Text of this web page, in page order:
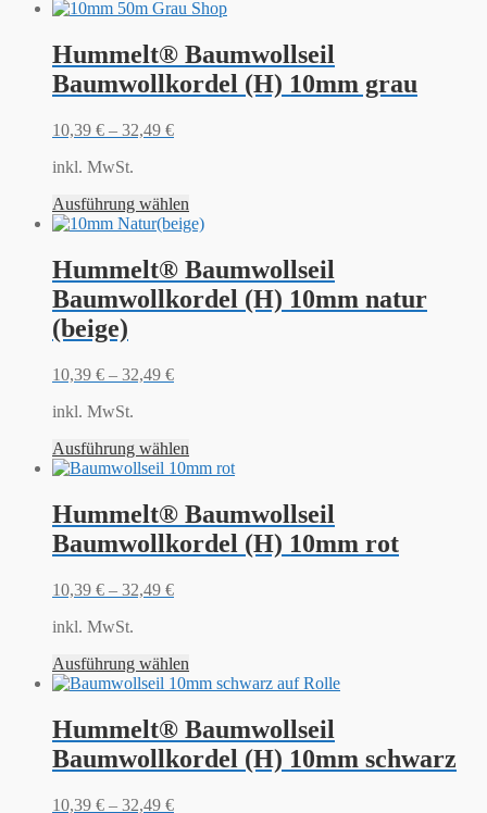
Hummelt® Baumwollseil
Baumwollkordel (H) 10mm grau
10,39 € – 32,49 €
inkl. MwSt.
Ausführung wählen
Hummelt® Baumwollseil
Baumwollkordel (H) 10mm natur
(beige)
10,39 € – 32,49 €
inkl. MwSt.
Ausführung wählen
Hummelt® Baumwollseil
Baumwollkordel (H) 10mm rot
10,39 € – 32,49 €
inkl. MwSt.
Ausführung wählen
Hummelt® Baumwollseil
Baumwollkordel (H) 10mm schwarz
10,39 € – 32,49 €